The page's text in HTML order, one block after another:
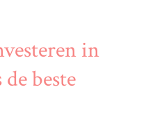
in
beste